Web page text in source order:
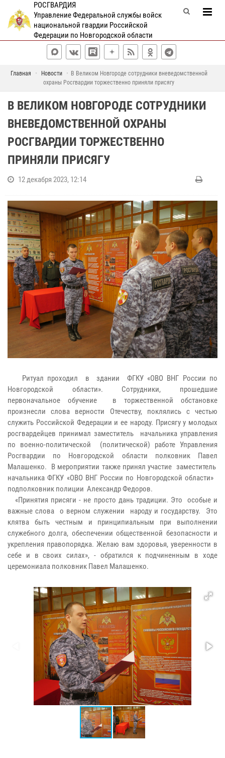
РОСГВАРДИЯ
Управление Федеральной службы войск
национальной гвардии Российской
Федерации по Новгородской области
Главная Новости
В Великом Новгороде сотрудники вневедомственной
охраны Росгвардии торжественно приняли присягу
В ВЕЛИКОМ НОВГОРОДЕ СОТРУДНИКИ
ВНЕВЕДОМСТВЕННОЙ ОХРАНЫ
РОСГВАРДИИ ТОРЖЕСТВЕННО
ПРИНЯЛИ ПРИСЯГУ
12 декабря 2023, 12:14
Ритуал проходил в здании ФГКУ «ОВО ВНГ России по
Новгородской области». Сотрудники, прошедшие
первоначальное обучение в торжественной обстановке
произнесли слова верности Отечеству, поклялись с честью
служить Российской Федерации и ее народу. Присягу у молодых
росгвардейцев принимал заместитель начальника управления
по военно-политической (политической) работе Управления
Росгвардии по Новгородской области полковник Павел
Малашенко. В мероприятии также принял участие заместитель
начальника ФГКУ «ОВО ВНГ России по Новгородской области»
подполковник полиции Александр Федоров.
«Принятия присяги - не просто дань традиции. Это особые и
важные слова о верном служении народу и государству. Это
клятва быть честным и принципиальным при выполнении
служебного долга, обеспечении общественной безопасности и
укрепления правопорядка. Желаю вам здоровья, уверенности в
себе и в своих силах», - обратился к подчиненным в ходе
церемониала полковник Павел Малашенко.